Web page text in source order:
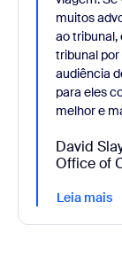
muitos
ao
tribunal
audiência
para eles
melhor e
David
Office of
Leia mais